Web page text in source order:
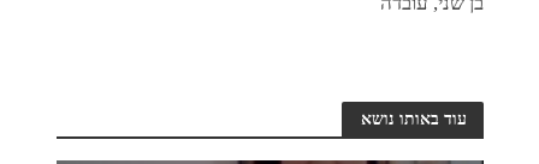
עוד באותו נושא